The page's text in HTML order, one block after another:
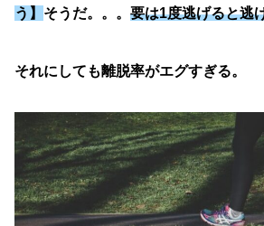
う】 そうだ。。。 要は1度逃げると逃
それにしても離脱率がエグすぎる。